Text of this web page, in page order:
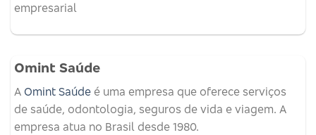
empresarial
Omint Saúde
A Omint Saúde é uma empresa que oferece serviços
de saúde, odontologia, seguros de vida e viagem. A
empresa atua no Brasil desde 1980.